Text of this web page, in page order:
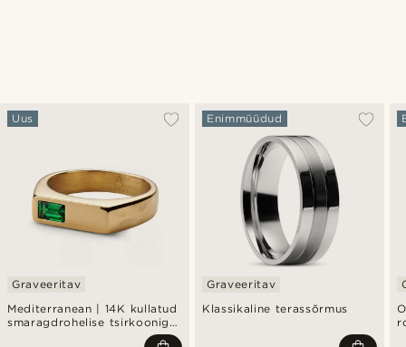
Mediterranean | 14K kullatud
smaragdrohelise tsirkooniga
Uus
Graveeritav
Klassikaline terassõrmus
Enimmüüdud
Graveeritav